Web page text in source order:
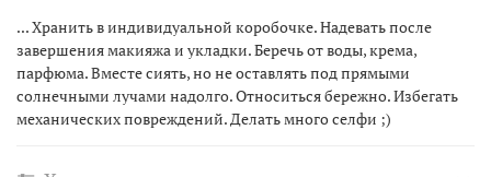
... Хранить в индивидуальной коробочке. Надевать после
завершения макияжа и укладки. Беречь от воды, крема,
парфюма. Вместе сиять, но не оставлять под прямыми
солнечными лучами надолго. Относиться бережно. Избегать
механических повреждений. Делать много селфи ;)